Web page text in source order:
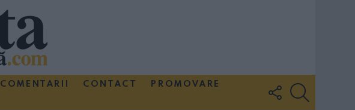
COMENTARII CONTACT
PROMOVARE
FOLLOW
US